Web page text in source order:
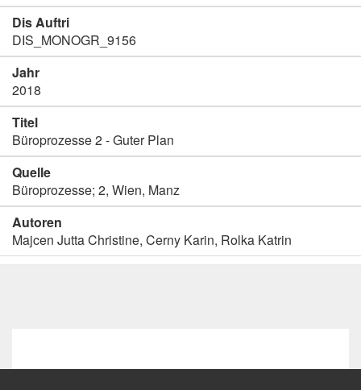
Dis Auftri
DIS_MONOGR_9156
Jahr
2018
Titel
Büroprozesse 2 - Guter Plan
Quelle
Büroprozesse; 2, Wien, Manz
Autoren
Majcen Jutta Christine, Cerny Karin, Rolka Katrin